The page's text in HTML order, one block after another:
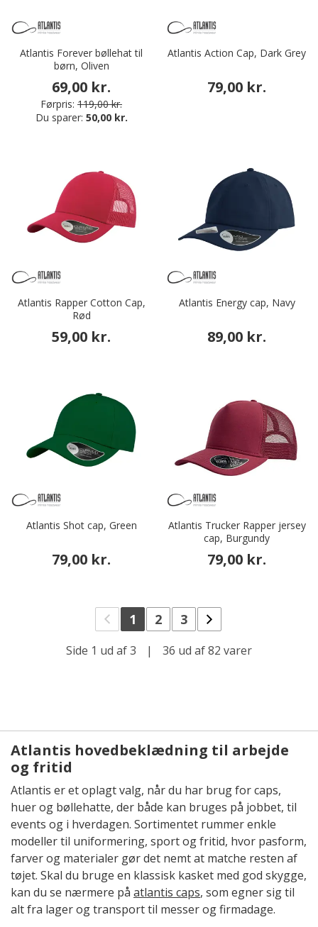
Atlantis Forever bøllehat til
børn, Oliven
69,00 kr.
Førpris: 119,00 kr.
Du sparer: 50,00 kr.
Atlantis Action Cap, Dark Grey
79,00 kr.
Atlantis Rapper Cotton Cap,
Rød
59,00 kr.
Atlantis Energy cap, Navy
89,00 kr.
Atlantis Shot cap, Green
79,00 kr.
Atlantis Trucker Rapper jersey
cap, Burgundy
79,00 kr.
1 2 3
Side 1 ud af 3 | 36 ud af 82 varer
Atlantis hovedbeklædning til arbejde
og fritid
Atlantis er et oplagt valg, når du har brug for caps,
huer og bøllehatte, der både kan bruges på jobbet, til
events og i hverdagen. Sortimentet rummer enkle
modeller til uniformering, sport og fritid, hvor pasform,
farver og materialer gør det nemt at matche resten af
tøjet. Skal du bruge en klassisk kasket med god skygge,
kan du se nærmere på atlantis caps, som egner sig til
alt fra lager og transport til messer og firmadage.